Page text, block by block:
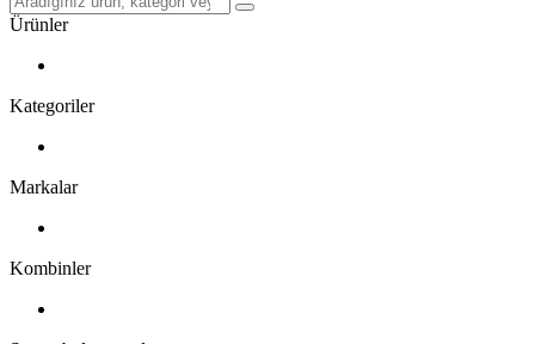
Ürünler
Kategoriler
Markalar
Kombinler